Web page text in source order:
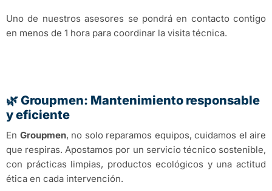
Uno de nuestros asesores se pondrá en contacto contigo
en menos de 1 hora para coordinar la visita técnica.
🌿 Groupmen: Mantenimiento responsable
y eficiente
En Groupmen, no solo reparamos equipos, cuidamos el aire
que respiras. Apostamos por un servicio técnico sostenible,
con prácticas limpias, productos ecológicos y una actitud
ética en cada intervención.